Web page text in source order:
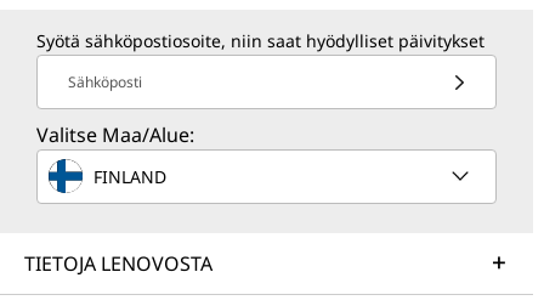
Syötä sähköpostiosoite, niin saat hyödylliset päivitykset
Sähköposti
Valitse Maa/Alue:
FINLAND
TIETOJA LENOVOSTA